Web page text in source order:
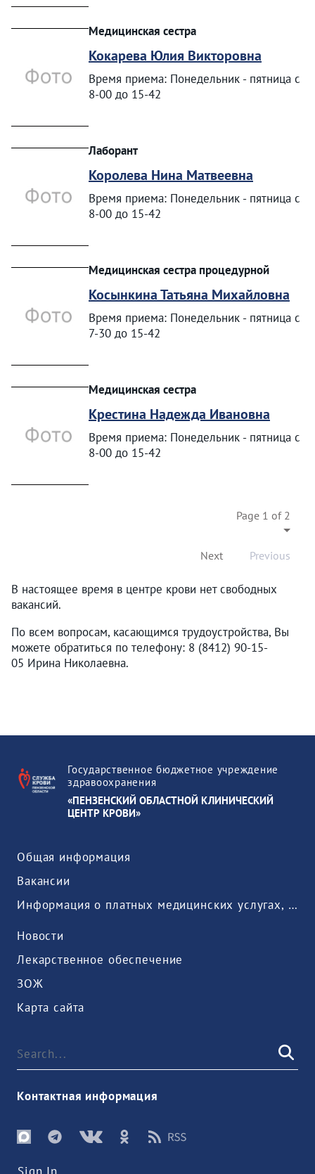
Медицинская сестра
Кокарева Юлия Викторовна
Время приема: Понедельник - пятница с
8-00 до 15-42
Лаборант
Королева Нина Матвеевна
Время приема: Понедельник - пятница с
8-00 до 15-42
Медицинская сестра процедурной
Косынкина Татьяна Михайловна
Время приема: Понедельник - пятница с
7-30 до 15-42
Медицинская сестра
Крестина Надежда Ивановна
Время приема: Понедельник - пятница с
8-00 до 15-42
Page 1 of 2
Previous
Next
В настоящее время в центре крови нет свободных
вакансий.
По всем вопросам, касающимся трудоустройства, Вы
можете обратиться по телефону: 8 (8412) 90-15-
05 Ирина Николаевна.
Государственное бюджетное учреждение
здравоохранения
«ПЕНЗЕНСКИЙ ОБЛАСТНОЙ КЛИНИЧЕСКИЙ
ЦЕНТР КРОВИ»
Общая информация
Вакансии
Информация о платных медицинских услугах, предоставляемых медицинской организацией
Новости
Лекарственное обеспечение
ЗОЖ
Карта сайта
Контактная информация